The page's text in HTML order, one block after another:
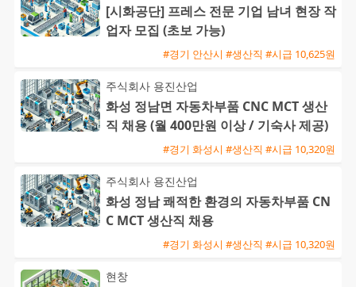
[시화공단] 프레스 전문 기업 남녀 현장 작
업자 모집 (초보 가능)
#경기 안산시 #생산직 #시급 10,625원
주식회사 용진산업
화성 정남면 자동차부품 CNC MCT 생산
직 채용 (월 400만원 이상 / 기숙사 제공)
#경기 화성시 #생산직 #시급 10,320원
주식회사 용진산업
화성 정남 쾌적한 환경의 자동차부품 CN
C MCT 생산직 채용
#경기 화성시 #생산직 #시급 10,320원
현창